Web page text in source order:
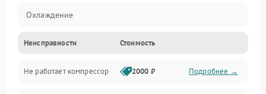
Охлаждение
Механика
Электропитание
Неисправности Стоимость
Не работает компрессор 2000 ₽ Подробнее →